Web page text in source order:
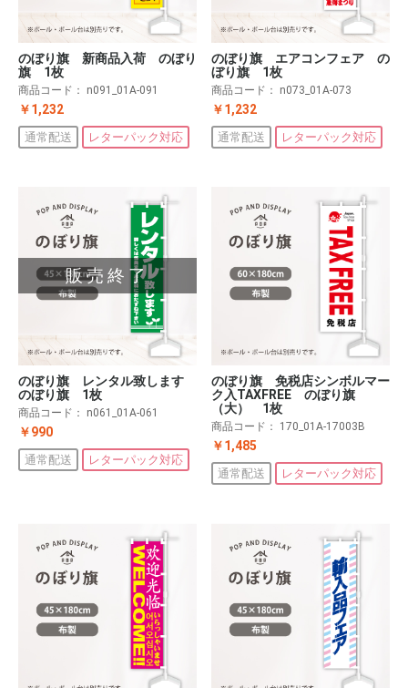
のぼり旗 新商品入荷 のぼり
旗 1枚
商品コード： n091_01A-091
￥1,232
通常配送 レターパック対応
のぼり旗 エアコンフェア の
ぼり旗 1枚
商品コード： n073_01A-073
￥1,232
通常配送 レターパック対応
販売終了
のぼり旗 レンタル致します
のぼり旗 1枚
商品コード： n061_01A-061
￥990
通常配送 レターパック対応
のぼり旗 免税店シンボルマー
ク入TAXFREE のぼり旗
（大） 1枚
商品コード： 170_01A-17003B
￥1,485
通常配送 レターパック対応